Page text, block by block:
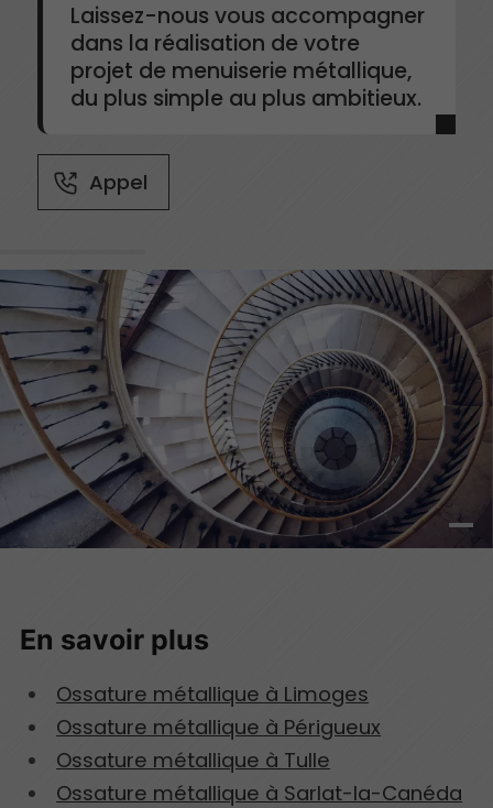
Laissez-nous vous accompagner
dans la réalisation de votre
projet de menuiserie métallique,
du plus simple au plus ambitieux.
Appel
En savoir plus
Ossature métallique à Limoges
Ossature métallique à Périgueux
Ossature métallique à Tulle
Ossature métallique à Sarlat-la-Canéda